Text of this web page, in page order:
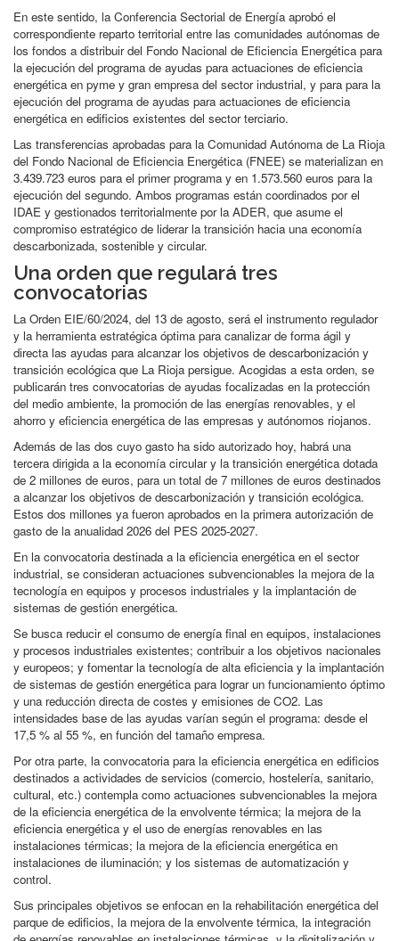
En este sentido, la Conferencia Sectorial de Energía aprobó el
correspondiente reparto territorial entre las comunidades autónomas de
los fondos a distribuir del Fondo Nacional de Eficiencia Energética para
la ejecución del programa de ayudas para actuaciones de eficiencia
energética en pyme y gran empresa del sector industrial, y para para la
ejecución del programa de ayudas para actuaciones de eficiencia
energética en edificios existentes del sector terciario.
Las transferencias aprobadas para la Comunidad Autónoma de La Rioja
del Fondo Nacional de Eficiencia Energética (FNEE) se materializan en
3.439.723 euros para el primer programa y en 1.573.560 euros para la
ejecución del segundo. Ambos programas están coordinados por el
IDAE y gestionados territorialmente por la ADER, que asume el
compromiso estratégico de liderar la transición hacia una economía
descarbonizada, sostenible y circular.
Una orden que regulará tres
convocatorias
La Orden EIE/60/2024, del 13 de agosto, será el instrumento regulador
y la herramienta estratégica óptima para canalizar de forma ágil y
directa las ayudas para alcanzar los objetivos de descarbonización y
transición ecológica que La Rioja persigue. Acogidas a esta orden, se
publicarán tres convocatorias de ayudas focalizadas en la protección
del medio ambiente, la promoción de las energías renovables, y el
ahorro y eficiencia energética de las empresas y autónomos riojanos.
Además de las dos cuyo gasto ha sido autorizado hoy, habrá una
tercera dirigida a la economía circular y la transición energética dotada
de 2 millones de euros, para un total de 7 millones de euros destinados
a alcanzar los objetivos de descarbonización y transición ecológica.
Estos dos millones ya fueron aprobados en la primera autorización de
gasto de la anualidad 2026 del PES 2025-2027.
En la convocatoria destinada a la eficiencia energética en el sector
industrial, se consideran actuaciones subvencionables la mejora de la
tecnología en equipos y procesos industriales y la implantación de
sistemas de gestión energética.
Se busca reducir el consumo de energía final en equipos, instalaciones
y procesos industriales existentes; contribuir a los objetivos nacionales
y europeos; y fomentar la tecnología de alta eficiencia y la implantación
de sistemas de gestión energética para lograr un funcionamiento óptimo
y una reducción directa de costes y emisiones de CO2. Las
intensidades base de las ayudas varían según el programa: desde el
17,5 % al 55 %, en función del tamaño empresa.
Por otra parte, la convocatoria para la eficiencia energética en edificios
destinados a actividades de servicios (comercio, hostelería, sanitario,
cultural, etc.) contempla como actuaciones subvencionables la mejora
de la eficiencia energética de la envolvente térmica; la mejora de la
eficiencia energética y el uso de energías renovables en las
instalaciones térmicas; la mejora de la eficiencia energética en
instalaciones de iluminación; y los sistemas de automatización y
control.
Sus principales objetivos se enfocan en la rehabilitación energética del
parque de edificios, la mejora de la envolvente térmica, la integración